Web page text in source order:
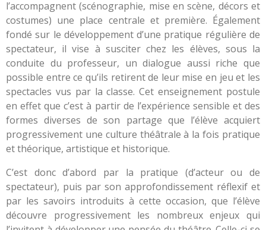
l’accompagnent (scénographie, mise en scène, décors et
costumes) une place centrale et première. Également
fondé sur le développement d’une pratique régulière de
spectateur, il vise à susciter chez les élèves, sous la
conduite du professeur, un dialogue aussi riche que
possible entre ce qu’ils retirent de leur mise en jeu et les
spectacles vus par la classe. Cet enseignement postule
en effet que c’est à partir de l’expérience sensible et des
formes diverses de son partage que l’élève acquiert
progressivement une culture théâtrale à la fois pratique
et théorique, artistique et historique.
C’est donc d’abord par la pratique (d’acteur ou de
spectateur), puis par son approfondissement réflexif et
par les savoirs introduits à cette occasion, que l’élève
découvre progressivement les nombreux enjeux qui